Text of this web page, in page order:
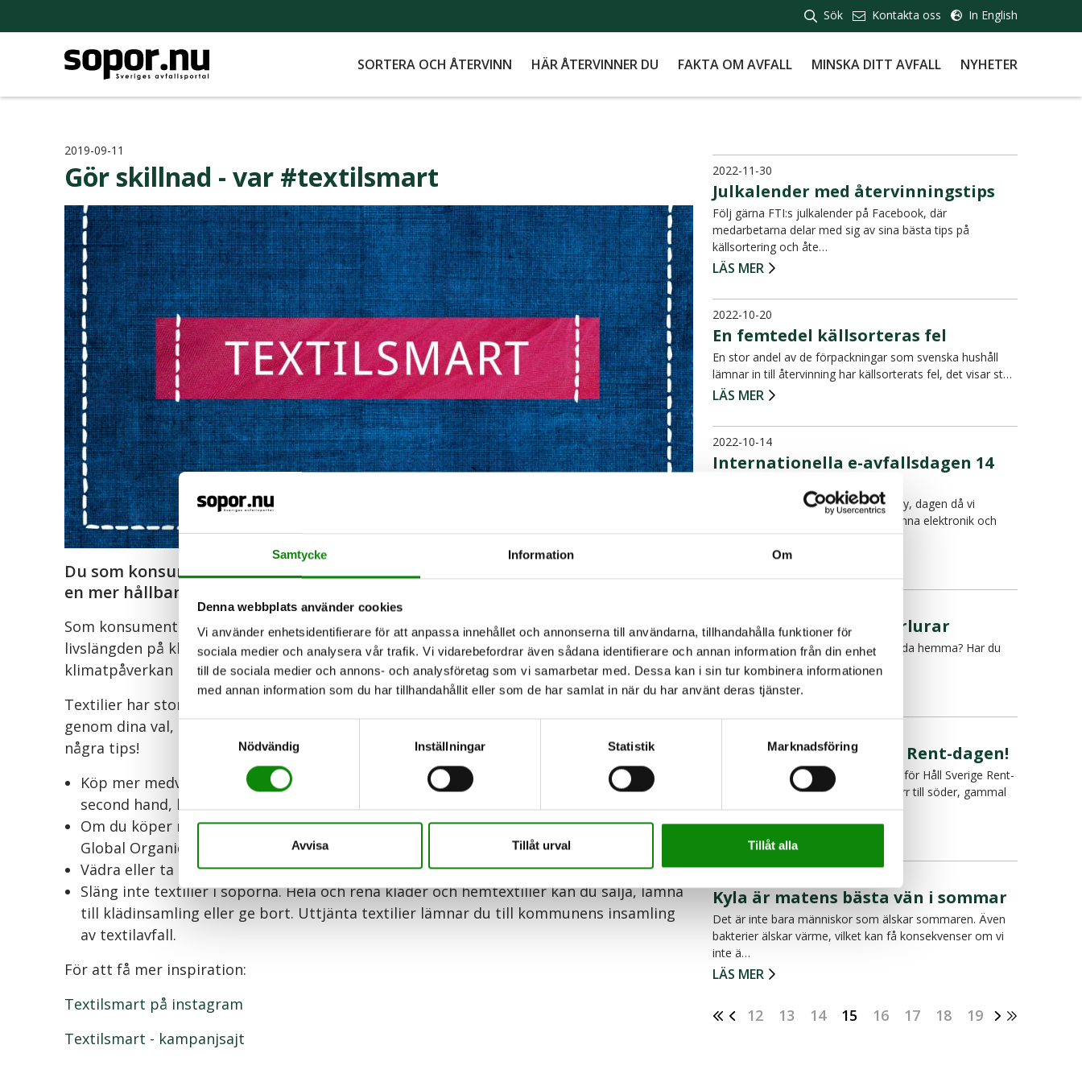
Samtycke Information Om
Denna webbplats använder cookies
Vi använder enhetsidentifierare för att anpassa innehållet och annonserna till användarna, tillhandahålla funktioner för
sociala medier och analysera vår trafik. Vi vidarebefordrar även sådana identifierare och annan information från din enhet
till de sociala medier och annons- och analysföretag som vi samarbetar med. Dessa kan i sin tur kombinera informationen
med annan information som du har tillhandahållit eller som de har samlat in när du har använt deras tjänster.
Nödvändig
Inställningar Statistik Marknadsföring
Avvisa Tillåt urval Tillåt alla
Sök Kontakta oss In English
SORTERA OCH ÅTERVINN HÄR ÅTERVINNER DU FAKTA OM AVFALL MINSKA DITT AVFALL NYHETER
2019-09-11
Gör skillnad - var #textilsmart
Du som konsument kan göra skillnad. Små medvetna val i vardagen bidrar till
en mer hållbar planet.
Som konsument kan man minska miljö- och klimatpåverkan genom att förlänga
livslängden på kläder. Om vi fördubblar livslängden på ett plagg minskar miljö- och
klimatpåverkan med närmare 50 procent.
Textilier har stor påverkan på miljön, klimatet och hälsan. Du som konsument kan,
genom dina val, göra mycket för att bidra till en mer hållbar textilkonsumtion. Här är
några tips!
Köp mer medvetet. Behöver du verkligen det nyproducerade plagget? Köp gärna
second hand, låna, byt och hyr.
Om du köper nytt, titta efter miljömärkningarna Svanen, EU Ecolabel, Bra Miljöval och
Global Organic Textile Standard (GOTS).
Vädra eller ta bort enstaka fläckar istället för att tvätta så håller kläderna längre.
Släng inte textilier i soporna. Hela och rena kläder och hemtextilier kan du sälja, lämna
till klädinsamling eller ge bort. Uttjänta textilier lämnar du till kommunens insamling
av textilavfall.
För att få mer inspiration:
Textilsmart på instagram
Textilsmart - kampanjsajt
2022-11-30
Julkalender med återvinningstips
Följ gärna FTI:s julkalender på Facebook, där
medarbetarna delar med sig av sina bästa tips på
källsortering och åte…
LÄS MER
2022-10-20
En femtedel källsorteras fel
En stor andel av de förpackningar som svenska hushåll
lämnar in till återvinning har källsorterats fel, det visar st…
LÄS MER
2022-10-14
Internationella e-avfallsdagen 14
Idag är det International E-Waste Day, dagen då vi
uppmärksammar vikten av att återvinna elektronik och
batterier!
Så sorterar du dina hörlurar
Har du ett par trasiga hörlurar i en låda hemma? Har du
koll på hur de ska sorteras?
LÄS MER
Missa inte Håll Sverige Rent-dagen!
Den 17 september 2022 är det dags för Håll Sverige Rent-
dagen! Då samlar vi hela Sverige, norr till söder, gammal
so…
LÄS MER
Kyla är matens bästa vän i sommar
Det är inte bara människor som älskar sommaren. Även
bakterier älskar värme, vilket kan få konsekvenser om vi
inte ä…
LÄS MER
12 13 14 15 16 17 18 19